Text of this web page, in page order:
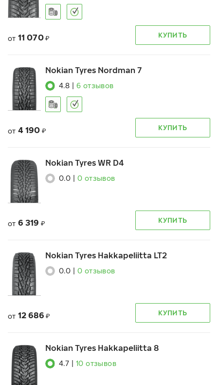
от 11 070 ₽ КУПИТЬ
Nokian Tyres Nordman 7
4.8 6 отзывов
от 4 190 ₽ КУПИТЬ
Nokian Tyres WR D4
0.0 0 отзывов
от 6 319 ₽ КУПИТЬ
Nokian Tyres Hakkapeliitta LT2
0.0 0 отзывов
от 12 686 ₽ КУПИТЬ
Nokian Tyres Hakkapeliitta 8
4.7 10 отзывов